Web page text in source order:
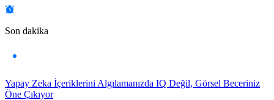
Son dakika
Yapay Zeka İçeriklerini Algılamanızda IQ Değil, Görsel Beceriniz
Öne Çıkıyor